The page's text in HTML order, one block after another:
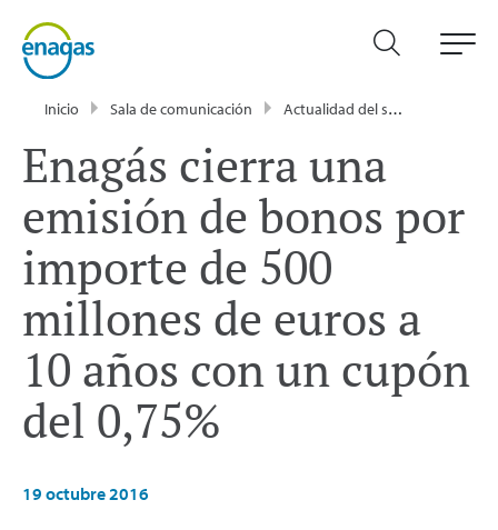
Inicio Sala de comunicación Actualidad del sector energético - Enagás
Enagás cierra una
emisión de bonos por
importe de 500
millones de euros a
10 años con un cupón
del 0,75%
19 octubre 2016